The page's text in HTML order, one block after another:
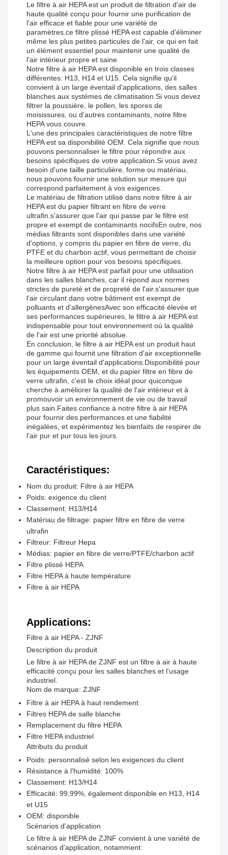
Le filtre à air HEPA est un produit de filtration d'air de
haute qualité conçu pour fournir une purification de
l'air efficace et fiable pour une variété de
paramètres.ce filtre plissé HEPA est capable d'éliminer
même les plus petites particules de l'air, ce qui en fait
un élément essentiel pour maintenir une qualité de
l'air intérieur propre et saine.
Notre filtre à air HEPA est disponible en trois classes
différentes: H13, H14 et U15. Cela signifie qu'il
convient à un large éventail d'applications, des salles
blanches aux systèmes de climatisation.Si vous devez
filtrer la poussière, le pollen, les spores de
moisissures, ou d'autres contaminants, notre filtre
HEPA vous couvre.
L'une des principales caractéristiques de notre filtre
HEPA est sa disponibilité OEM. Cela signifie que nous
pouvons personnaliser le filtre pour répondre aux
besoins spécifiques de votre application.Si vous avez
besoin d'une taille particulière, forme ou matériau,
nous pouvons fournir une solution sur mesure qui
correspond parfaitement à vos exigences.
Le matériau de filtration utilisé dans notre filtre à air
HEPA est du papier filtrant en fibre de verre
ultrafin.s'assurer que l'air qui passe par le filtre est
propre et exempt de contaminants nocifsEn outre, nos
médias filtrants sont disponibles dans une variété
d'options, y compris du papier en fibre de verre, du
PTFE et du charbon actif, vous permettant de choisir
la meilleure option pour vos besoins spécifiques.
Notre filtre à air HEPA est parfait pour une utilisation
dans les salles blanches, car il répond aux normes
strictes de pureté et de propreté de l'air.s'assurer que
l'air circulant dans votre bâtiment est exempt de
polluants et d'allergènesAvec son efficacité élevée et
ses performances supérieures, le filtre à air HEPA est
indispensable pour tout environnement où la qualité
de l'air est une priorité absolue.
En conclusion, le filtre à air HEPA est un produit haut
de gamme qui fournit une filtration d'air exceptionnelle
pour un large éventail d'applications.Disponibilité pour
les équipements OEM, et du papier filtre en fibre de
verre ultrafin, c'est le choix idéal pour quiconque
cherche à améliorer la qualité de l'air intérieur et à
promouvoir un environnement de vie ou de travail
plus sain.Faites confiance à notre filtre à air HEPA
pour fournir des performances et une fiabilité
inégalées, et expérimentez les bienfaits de respirer de
l'air pur et pur tous les jours.
Caractéristiques:
Nom du produit: Filtre à air HEPA
Poids: exigence du client
Classement: H13/H14
Matériau de filtrage: papier filtre en fibre de verre
ultrafin
Filtreur: Filtreur Hepa
Médias: papier en fibre de verre/PTFE/charbon actif
Filtre plissé HEPA
Filtre HEPA à haute température
Filtre à air HEPA
Applications:
Filtre à air HEPA - ZJNF
Description du produit
Le filtre à air HEPA de ZJNF est un filtre à air à haute
efficacité conçu pour les salles blanches et l'usage
industriel.
Nom de marque: ZJNF
Filtre à air HEPA à haut rendement
Filtres HEPA de salle blanche
Remplacement du filtre HEPA
Filtre HEPA industriel
Attributs du produit
Poids: personnalisé selon les exigences du client
Résistance à l'humidité: 100%
Classement: H13/H14
Efficacité: 99,99%, également disponible en H13, H14
et U15
OEM: disponible
Scénarios d'application
Le filtre à air HEPA de ZJNF convient à une variété de
scénarios d'application, notamment: